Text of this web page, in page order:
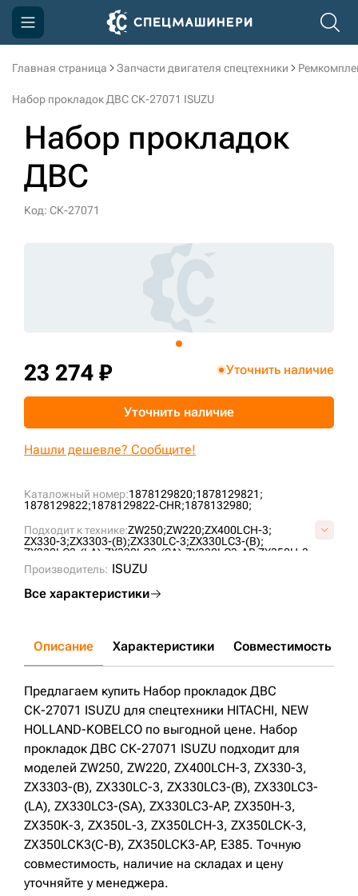
Главная страница Запчасти двигателя спецтехники
Набор прокладок ДВС СК-27071 ISUZU
Набор прокладок
ДВС
Код: СК-27071
Каталожный номер:1878129820;1878129821;
1878129822;1878129822-CHR;1878132980;
Подходит к технике:ZW250;ZW220;ZX400LCH-3;
ZX330-3;ZX3303-(B);ZX330LC-3;ZX330LC3-(B);
ZX330LC3-(LA);ZX330LC3-(SA);ZX330LC3-AP;ZX350H-3;
ZX350K-3;
ZX350L-3; ZX350LCH-3;
ZX350LCK3(C-B); ZX350LCK3-AP;
Производитель: ISUZU
Все характеристики
23 274 ₽ Уточнить наличие
Уточнить наличие
Нашли дешевле? Сообщите!
Описание Характеристики Совместимость
Предлагаем купить Набор прокладок ДВС
СК-27071 ISUZU для спецтехники HITACHI, NEW
HOLLAND-KOBELCO по выгодной цене. Набор
прокладок ДВС СК-27071 ISUZU подходит для
моделей ZW250, ZW220, ZX400LCH-3, ZX330-3,
ZX3303-(B), ZX330LC-3, ZX330LC3-(B), ZX330LC3-
(LA), ZX330LC3-(SA), ZX330LC3-AP, ZX350H-3,
ZX350K-3, ZX350L-3, ZX350LCH-3, ZX350LCK-3,
ZX350LCK3(C-B), ZX350LCK3-AP, E385. Точную
совместимость, наличие на складах и цену
уточняйте у менеджера.
Компания
Доставка и оплата
Информация
Контакты
+7 (499) 394-50-93